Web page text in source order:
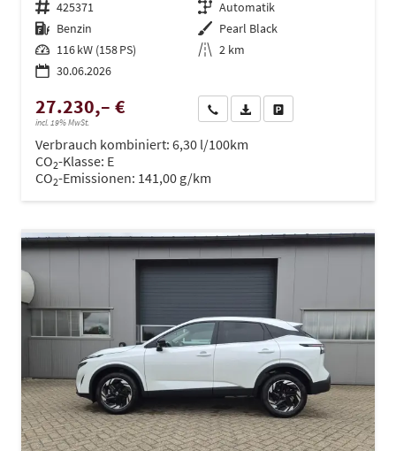
Fahrzeugnr. 425371 Getriebe Automatik
Kraftstoff Benzin Außenfarbe Pearl Black
Leistung 116 kW (158 PS) Kilometerstand 2 km
30.06.2026
27.230,– €
incl. 19% MwSt.
Wir rufen Sie anPDF-Datei, Fahrzeugexposé
Verbrauch kombiniert: 6,30 l/100km
CO2-Klasse: E
CO2-Emissionen: 141,00 g/km